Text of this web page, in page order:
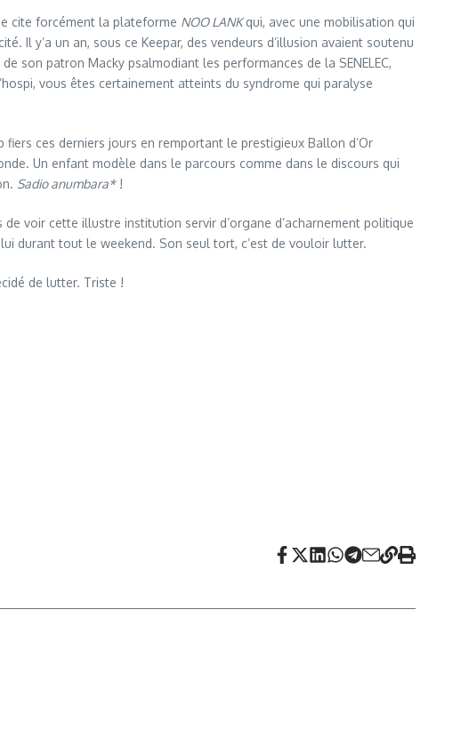
cite forcément la plateforme NOO LANKqui, avec une mobilisation qui
Il y’a un an, sous ce Keepar, des vendeurs d’illusion avaient soutenu
son patron Macky psalmodiant les performances de la SENELEC,
vous êtes certainement atteints du syndrome qui paralyse
ces derniers jours en remportant le prestigieux Ballon d’Or
Un enfant modèle dans le parcours comme dans le discours qui
Sadio anumbara*!
voir cette illustre institution servir d’organe d’acharnement politique
durant tout le weekend. Son seul tort, c’est de vouloir lutter.
de lutter. Triste !